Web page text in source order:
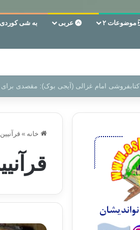
موضوعات ۲ عربی به شی کوردی
سر دفتر فساد در زمین‌، دوری وکناره‌گیری از
خانه » قرآنیین